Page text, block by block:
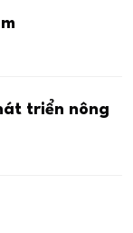
triển nông